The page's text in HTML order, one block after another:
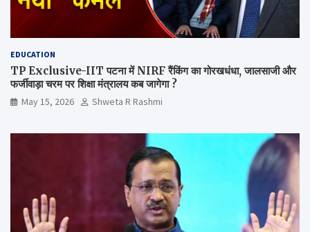
EDUCATION
TP Exclusive-IIT पटना में NIRF रैंकिंग का गोरखधंधा, जालसाजी और
फर्जीवाड़ा चरम पर शिक्षा मंत्रालय कब जागेगा ?
May 15, 2026 Shweta R Rashmi